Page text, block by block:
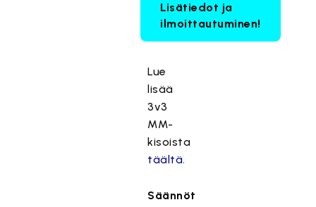
Lisätiedot ja
ilmoittautuminen!
Lue
lisää
3v3
MM-
kisoista
täältä.
Säännöt